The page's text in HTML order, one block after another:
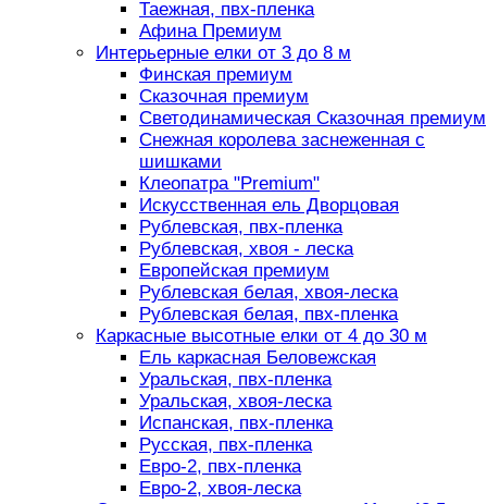
Таежная, пвх-пленка
Афина Премиум
Интерьерные елки от 3 до 8 м
Финская премиум
Сказочная премиум
Светодинамическая Сказочная премиум
Снежная королева заснеженная с
шишками
Клеопатра "Premium"
Искусственная ель Дворцовая
Рублевская, пвх-пленка
Рублевская, хвоя - леска
Европейская премиум
Рублевская белая, хвоя-леска
Рублевская белая, пвх-пленка
Каркасные высотные елки от 4 до 30 м
Ель каркасная Беловежская
Уральская, пвх-пленка
Уральская, хвоя-леска
Испанская, пвх-пленка
Русская, пвх-пленка
Евро-2, пвх-пленка
Евро-2, хвоя-леска